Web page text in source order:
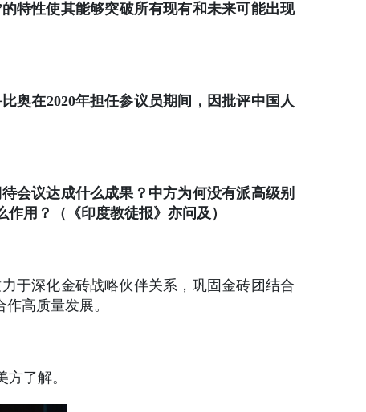
特性使其能够突破所有现有和未来可能出现
奥在2020年担任参议员期间，因批评中国人
会议达成什么成果？中方为何没有派高级别
用？（《印度教徒报》亦问及）
于深化金砖战略伙伴关系，巩固金砖团结合
高质量发展。
了解。